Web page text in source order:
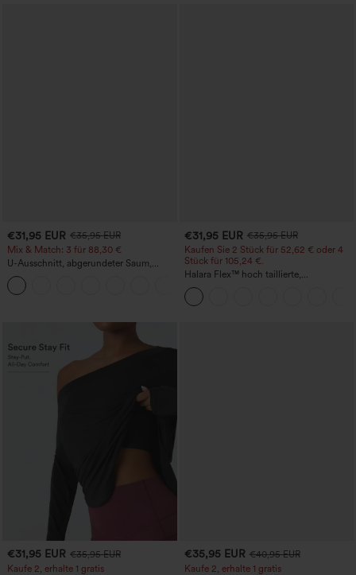
€31,95 EUR €35,95 EUR
Mix & Match: 3 für 88,30 €
U-Ausschnitt, abgerundeter Saum,
InstantCool Yoga-Trägertop – UPF50+
€31,95 EUR €35,95 EUR
Kaufen Sie 2 Stück für 52,62 € oder 4
Stück für 105,24 €.
Halara Flex™ hoch taillierte,
figurformende Arbeitshose, die die Taille
schmaler wirken lässt, mit Taschen,
weitem Bein und Mikro-Waffelstruktur
€31,95 EUR €35,95 EUR
Kaufe 2, erhalte 1 gratis
€35,95 EUR €40,95 EUR
Kaufe 2, erhalte 1 gratis